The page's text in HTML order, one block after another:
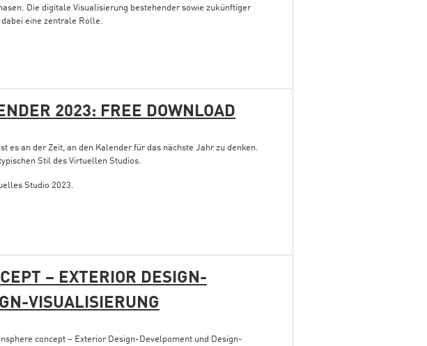
Die digitale Visualisierung bestehender sowie zukünftiger
eine zentrale Rolle.
2023: FREE DOWNLOAD
es an der Zeit, an den Kalender für das nächste Jahr zu denken.
Stil des Virtuellen Studios.
Studio 2023.
– EXTERIOR DESIGN-
VISUALISIERUNG
concept – Exterior Design-Develpoment und Design-